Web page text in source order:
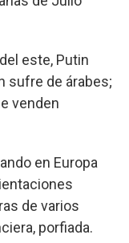
este, Putin
sufre de árabes;
venden
en Europa
de varios
porfiada.